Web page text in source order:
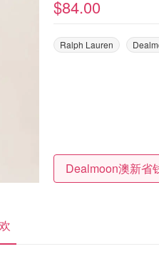
$84.00
Ralph Lauren